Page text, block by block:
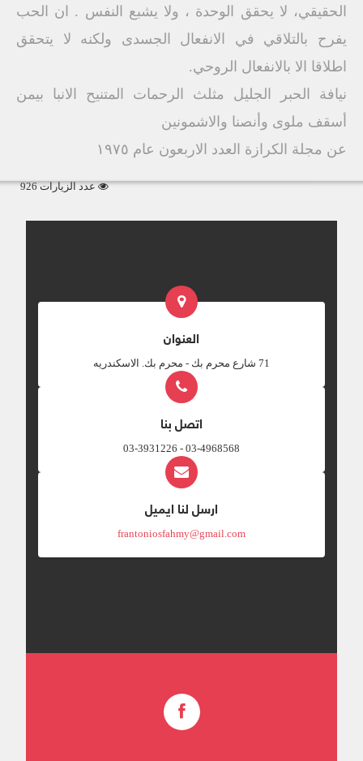
الحقيقي، لا يحقق الوحدة ، ولا يشبع النفس . ان الحب
يفرح بالتلاقي في الانفعال الجسدى ولكنه لا يتحقق
اطلاقا الا بالانفعال الروحي.
نيافة الحبر الجليل مثلث الرحمات المتنيح الانبا بيمن
أسقف ملوى وأنصنا والاشمونين
عن مجلة الكرازة العدد الاربعون عام ١٩٧٥
عدد الزيارات 926
العنوان
‎71 شارع محرم بك - محرم بك. الاسكندريه
اتصل بنا
03-4968568 - 03-3931226
ارسل لنا ايميل
frantoniosfahmy@gmail.com